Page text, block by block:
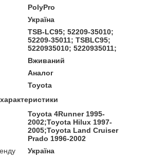
PolyPro
Україна
TSB-LC95; 52209-35010;
52209-35011; TSBLC95;
5220935010; 5220935011;
Вживаний
Аналог
Toyota
Toyota 4Runner 1995-
2002;Toyota Hilux 1997-
2005;Toyota Land Cruiser
Prado 1996-2002
Україна